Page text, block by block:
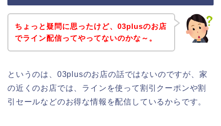
ちょっと疑問に思ったけど、03plusのお店
でライン配信ってやってないのかな～。
というのは、03plusのお店の話ではないのですが、家
の近くのお店では、ラインを使って割引クーポンや割
引セールなどのお得な情報を配信しているからです。